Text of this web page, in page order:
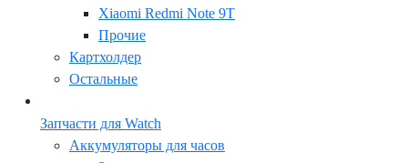
Xiaomi Redmi Note 9T
Прочие
Картхолдер
Остальные
Запчасти для Watch
Аккумуляторы для часов